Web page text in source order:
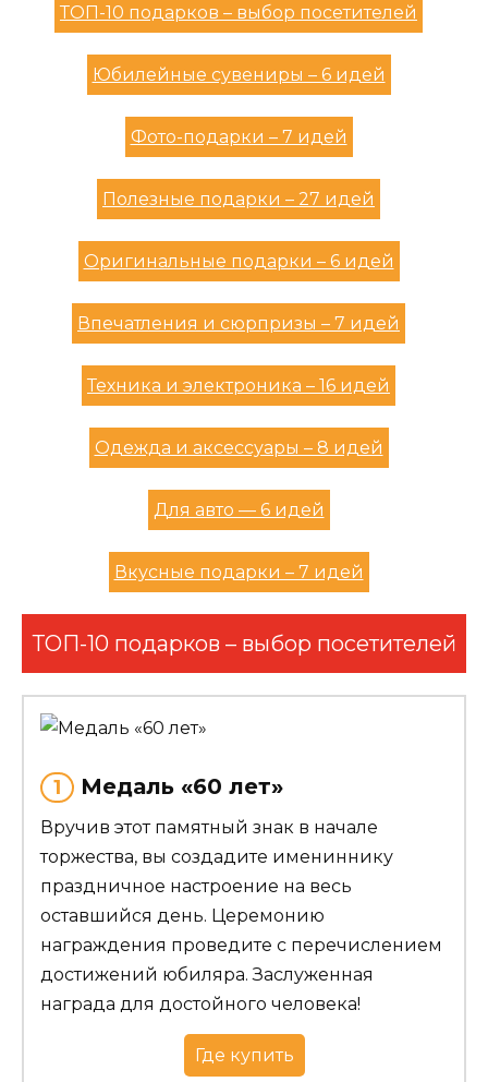
ТОП-10 подарков – выбор посетителей
Юбилейные сувениры – 6 идей
Фото-подарки – 7 идей
Полезные подарки – 27 идей
Оригинальные подарки – 6 идей
Впечатления и сюрпризы – 7 идей
Техника и электроника – 16 идей
Одежда и аксессуары – 8 идей
Для авто — 6 идей
Вкусные подарки – 7 идей
ТОП-10 подарков – выбор посетителей
1 Медаль «60 лет»
Вручив этот памятный знак в начале
торжества, вы создадите имениннику
праздничное настроение на весь
оставшийся день. Церемонию
награждения проведите с перечислением
достижений юбиляра. Заслуженная
награда для достойного человека!
Где купить